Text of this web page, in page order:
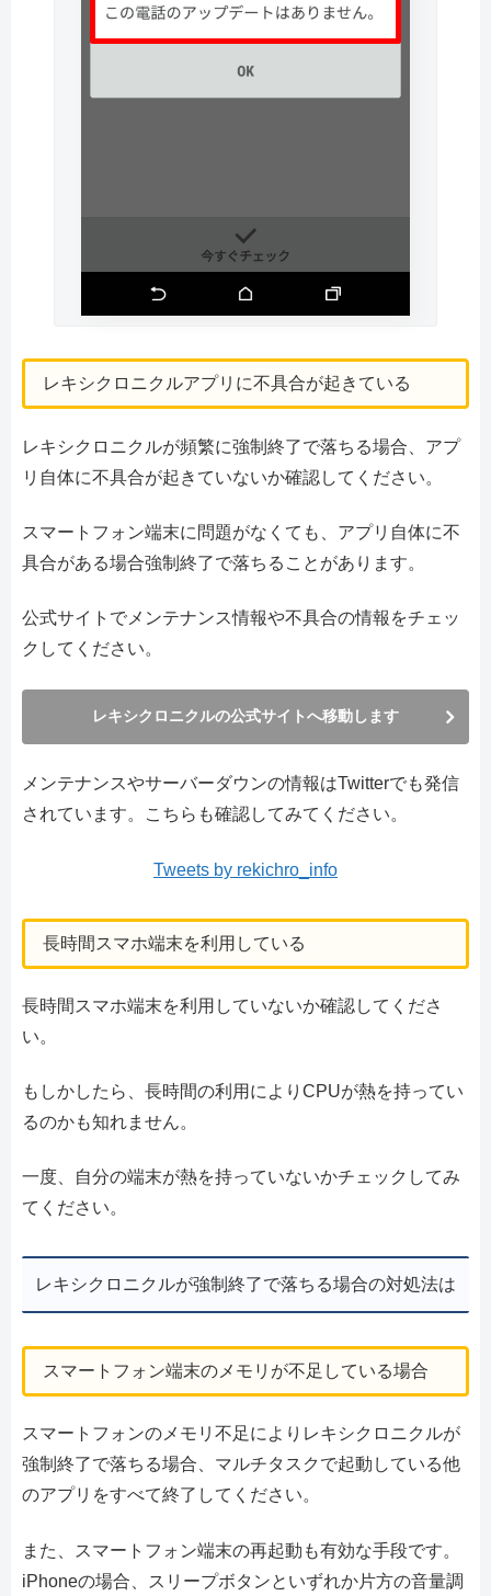
レキシクロニクルアプリに不具合が起きている
レキシクロニクルが頻繁に強制終了で落ちる場合、アプ
リ自体に不具合が起きていないか確認してください。
スマートフォン端末に問題がなくても、アプリ自体に不
具合がある場合強制終了で落ちることがあります。
公式サイトでメンテナンス情報や不具合の情報をチェッ
クしてください。
レキシクロニクルの公式サイトへ移動します
メンテナンスやサーバーダウンの情報はTwitterでも発信
されています。こちらも確認してみてください。
Tweets by rekichro_info
長時間スマホ端末を利用している
長時間スマホ端末を利用していないか確認してくださ
い。
もしかしたら、長時間の利用によりCPUが熱を持ってい
るのかも知れません。
一度、自分の端末が熱を持っていないかチェックしてみ
てください。
レキシクロニクルが強制終了で落ちる場合の対処法は
スマートフォン端末のメモリが不足している場合
スマートフォンのメモリ不足によりレキシクロニクルが
強制終了で落ちる場合、マルチタスクで起動している他
のアプリをすべて終了してください。
また、スマートフォン端末の再起動も有効な手段です。
iPhoneの場合、スリープボタンといずれか片方の音量調